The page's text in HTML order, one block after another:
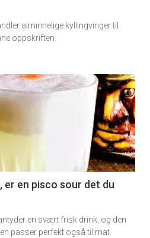
alminnelige kyllingvinger til
oppskriften.
er en pisco sour det du
en svært frisk drink, og den
passer perfekt også til mat.